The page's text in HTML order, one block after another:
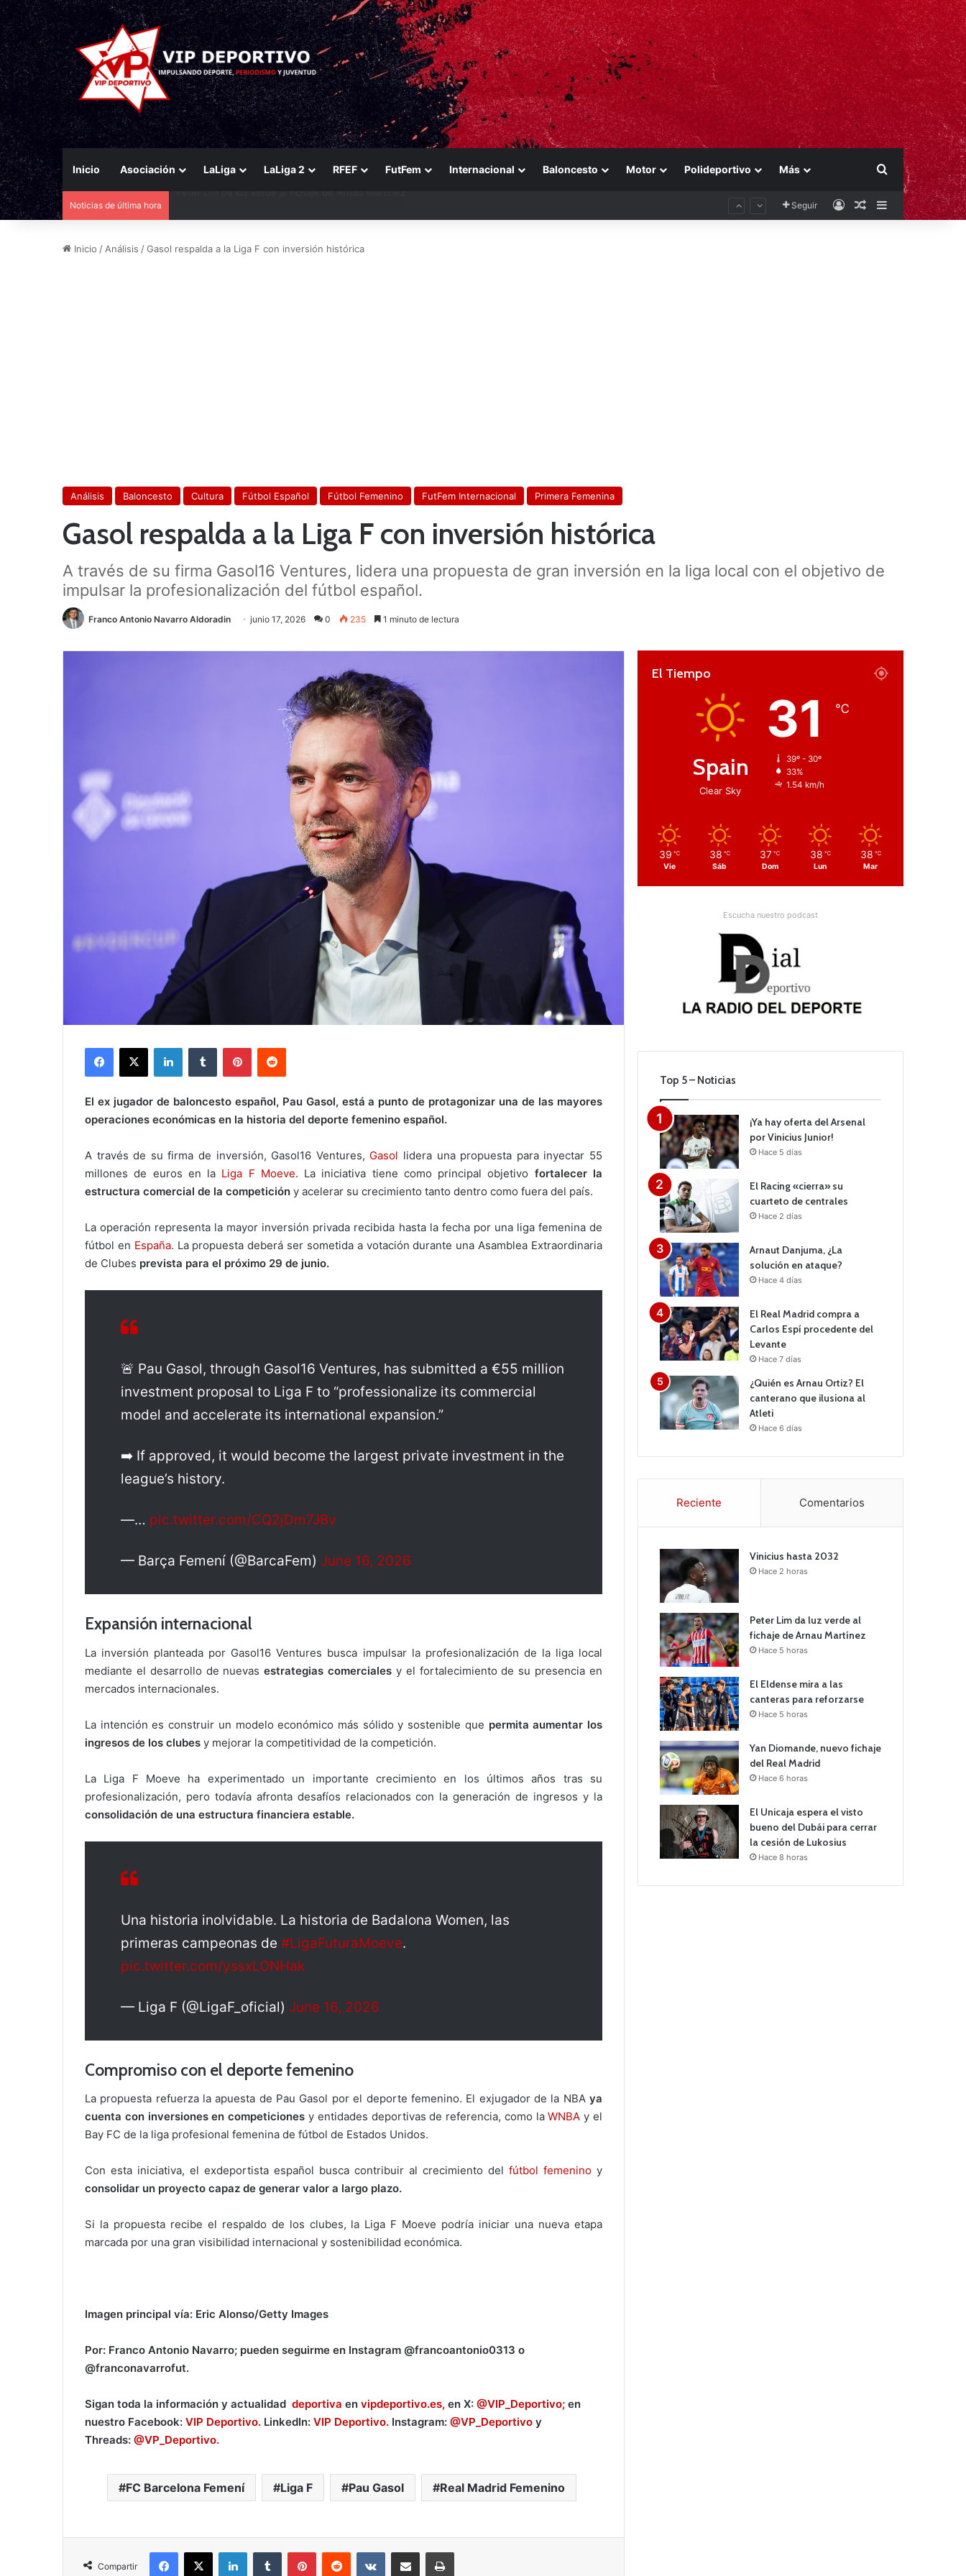
Inicio Asociación LaLiga LaLiga 2 RFEF FutFem Internacional Baloncesto Motor Polideportivo Más Buscar por
Noticias de última hora Seguir AccesoPublicación al
Barra lateral
Inicio / Análisis /Gasol respalda a la Liga F con inversión histórica
Análisis Baloncesto Cultura Fútbol Español Fútbol Femenino FutFem Internacional Primera Femenina
Gasol respalda a la Liga F con inversión histórica
A través de su firma Gasol16 Ventures, lidera una propuesta de gran inversión en la liga local con el objetivo de
impulsar la profesionalización del fútbol español.
Franco Antonio Navarro Aldoradin junio 17, 2026 0 235 1 minuto de lectura
El ex jugador de baloncesto español, Pau Gasol, está a punto de protagonizar una de las mayores
operaciones económicas en la historia del deporte femenino español.
A través de su firma de inversión, Gasol16 Ventures, Gasol lidera una propuesta para inyectar 55
millones de euros en la Liga F Moeve. La iniciativa tiene como principal objetivo fortalecer la
estructura comercial de la competición y acelerar su crecimiento tanto dentro como fuera del país.
La operación representa la mayor inversión privada recibida hasta la fecha por una liga femenina de
fútbol en España. La propuesta deberá ser sometida a votación durante una Asamblea Extraordinaria
de Clubes prevista para el próximo 29 de junio.
🚨 Pau Gasol, through Gasol16 Ventures, has submitted a €55 million
investment proposal to Liga F to “professionalize its commercial
model and accelerate its international expansion.”
➡️ If approved, it would become the largest private investment in the
league’s history.
—… pic.twitter.com/CQ2jDm7JBv
— Barça Femení (@BarcaFem) June 16, 2026
Expansión internacional
La inversión planteada por Gasol16 Ventures busca impulsar la profesionalización de la liga local
mediante el desarrollo de nuevasestrategias comerciales y el fortalecimiento de su presencia en
mercados internacionales.
La intención es construir un modelo económico más sólido y sostenible que permita aumentar los
ingresos de los clubes y mejorar la competitividad de la competición.
La Liga F Moeve ha experimentado un importante crecimiento en los últimos años tras su
profesionalización, pero todavía afronta desafíos relacionados con la generación de ingresos y la
consolidación de una estructura financiera estable.
Una historia inolvidable. La historia de Badalona Women, las
primeras campeonas de #LigaFuturaMoeve.
pic.twitter.com/yssxLONHak
— Liga F (@LigaF_oficial) June 16, 2026
Compromiso con el deporte femenino
La propuesta refuerza la apuesta de Pau Gasol por el deporte femenino. El exjugador de la NBA ya
cuenta con inversiones en competiciones y entidades deportivas de referencia, como laWNBA y el
Bay FC de la liga profesional femenina de fútbol de Estados Unidos.
Con esta iniciativa, el exdeportista español busca contribuir al crecimiento del fútbol femenino y
consolidar un proyecto capaz de generar valor a largo plazo.
Si la propuesta recibe el respaldo de los clubes, la Liga F Moeve podría iniciar una nueva etapa
marcada por una gran visibilidad internacional y sostenibilidad económica.
Imagen principal vía: Eric Alonso/Getty Images
Por: Franco Antonio Navarro; pueden seguirme en Instagram @francoantonio0313 o
@franconavarrofut.
Sigan toda la información y actualidad deportiva en vipdeportivo.es, en X: @VIP_Deportivo; en
nuestro Facebook: VIP Deportivo. LinkedIn: VIP Deportivo. Instagram: @VP_Deportivo y
Threads: @VP_Deportivo.
FC Barcelona Femení Liga F Pau Gasol Real Madrid Femenino
Compartir
El Tiempo
Spain
Clear Sky
31 ℃
39º - 30º
33%
1.54 km/h
39 ℃
Vie
38 ℃
Sáb
37 ℃
Dom
38 ℃
Lun
38 ℃
Mar
Escucha nuestro podcast
Top 5 – Noticias
¡Ya hay oferta del Arsenal
por Vinicius Junior!
Hace 5 días
El Racing «cierra» su
cuarteto de centrales
Hace 2 días
Arnaut Danjuma, ¿La
solución en ataque?
Hace 4 días
El Real Madrid compra a
Carlos Espí procedente del
Levante
Hace 7 días
¿Quién es Arnau Ortiz? El
canterano que ilusiona al
Atleti
Hace 6 días
Reciente Comentarios
Vinicius hasta 2032
Hace 2 horas
Peter Lim da luz verde al
fichaje de Arnau Martínez
Hace 5 horas
El Eldense mira a las
canteras para reforzarse
Hace 5 horas
Yan Diomande, nuevo fichaje
del Real Madrid
Hace 6 horas
El Unicaja espera el visto
bueno del Dubái para cerrar
la cesión de Lukosius
Hace 8 horas